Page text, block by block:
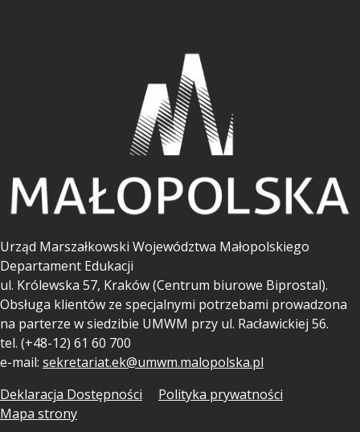
Urząd Marszałkowski Województwa Małopolskiego
Departament Edukacji
ul. Królewska 57, Kraków (Centrum biurowe Biprostal).
Obsługa klientów ze specjalnymi potrzebami prowadzona
na parterze w siedzibie UMWM przy ul. Racławickiej 56.
tel. (+48-12) 61 60 700
e-mail: sekretariat.ek@umwm.malopolska.pl
Deklaracja Dostępności
Polityka prywatności
Mapa strony